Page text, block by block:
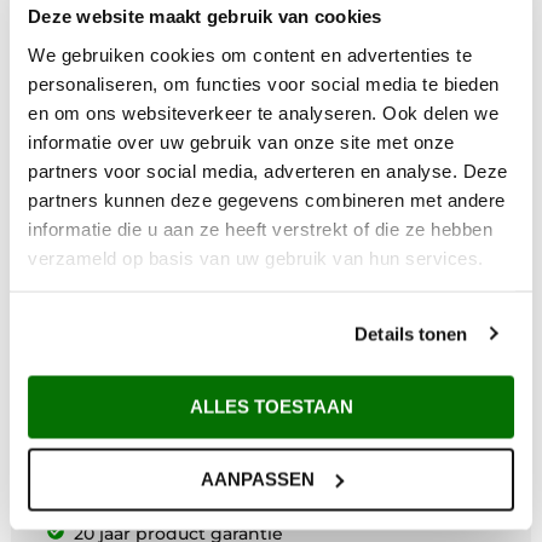
Deze website maakt gebruik van cookies
We gebruiken cookies om content en advertenties te
personaliseren, om functies voor social media te bieden
en om ons websiteverkeer te analyseren. Ook delen we
informatie over uw gebruik van onze site met onze
partners voor social media, adverteren en analyse. Deze
partners kunnen deze gegevens combineren met andere
informatie die u aan ze heeft verstrekt of die ze hebben
verzameld op basis van uw gebruik van hun services.
Details tonen
ALLES TOESTAAN
AANPASSEN
Waarom Metem Zetwerk?
Gratis verzending vanaf €200,-
Afhalen in Maarsbergen
Maatwerk uit eigen zetterij
Deskundig advies
20 jaar product garantie